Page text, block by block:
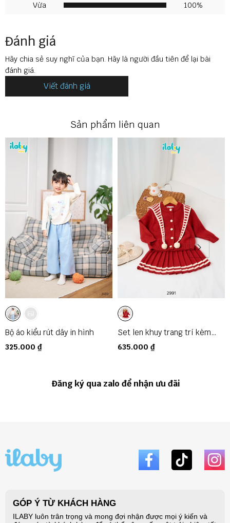
Vừa
100%
Đánh giá
Hãy chia sẻ suy nghĩ của bạn. Hãy là người đầu tiên để lại bài
đánh giá.
Viết đánh giá
Sản phẩm liên quan
Bộ áo kiểu rút dây in hình
325.000 ₫
Set len khuy trang trí kèm
khăn
635.000 ₫
Đăng ký qua zalo để nhận ưu đãi